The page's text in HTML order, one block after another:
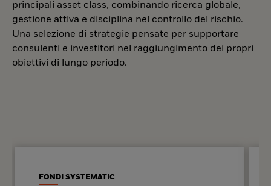
principali asset class, combinando ricerca globale,
gestione attiva e disciplina nel controllo del rischio.
Una selezione di strategie pensate per supportare
consulenti e investitori nel raggiungimento dei propri
obiettivi di lungo periodo.
FONDI SYSTEMATIC